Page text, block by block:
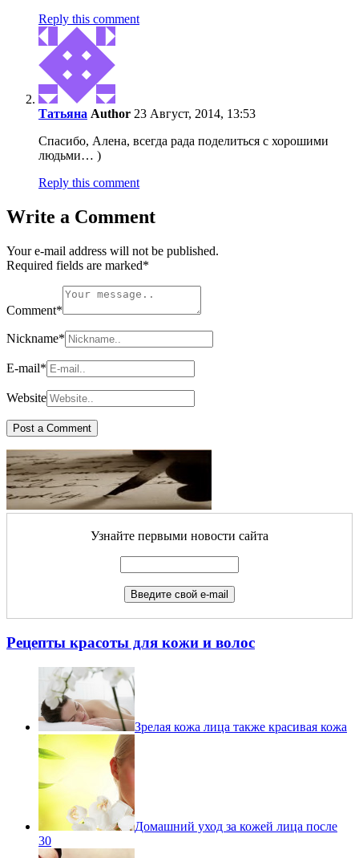
Reply this comment
Татьяна Author 23 Август, 2014, 13:53
Спасибо, Алена, всегда рада поделиться с хорошими
людьми… )
Reply this comment
Write a Comment
Your e-mail address will not be published.
Required fields are marked*
Comment*
Nickname*
E-mail*
Website
Узнайте первыми новости сайта
Рецепты красоты для кожи и волос
Зрелая кожа лица также красивая кожа
Домашний уход за кожей лица после
30